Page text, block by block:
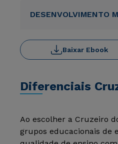
DESENVOLVIMENTO
Baixar Ebook
Diferenciais
Ao escolher a Cruzeiro
grupos educacionais de